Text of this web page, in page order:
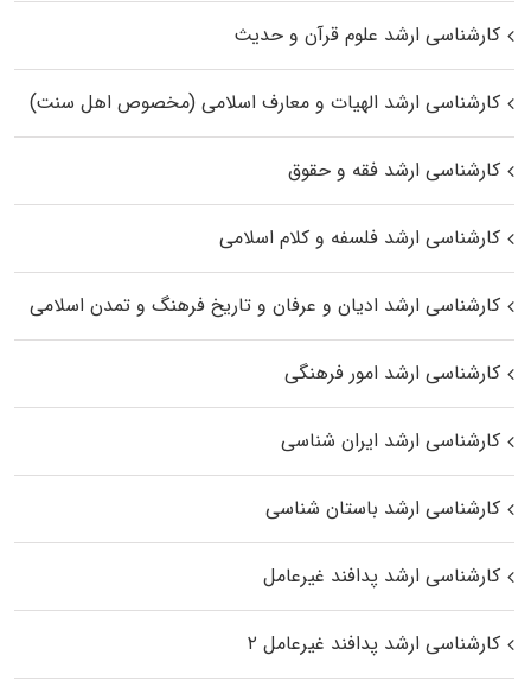
کارشناسی ارشد علوم قرآن و حدیث
کارشناسی ارشد الهیات و معارف اسلامی (مخصوص اهل سنت)
کارشناسی ارشد فقه و حقوق
کارشناسی ارشد فلسفه و کلام اسلامی
کارشناسی ارشد ادیان و عرفان و تاریخ فرهنگ و تمدن اسلامی
کارشناسی ارشد امور فرهنگی
کارشناسی ارشد ایران شناسی
کارشناسی ارشد باستان شناسی
کارشناسی ارشد پدافند غیرعامل
کارشناسی ارشد پدافند غیرعامل ۲